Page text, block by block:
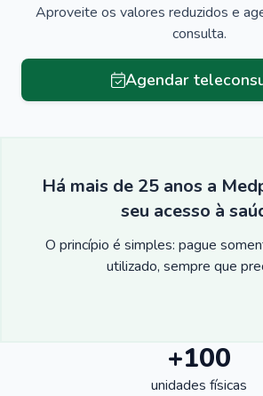
Aproveite os valores reduzidos e
consulta.
Agendar
Há mais de 25 anos a
seu acesso à
O princípio é simples: pague
utilizado, sempre que
+100
unidades físicas